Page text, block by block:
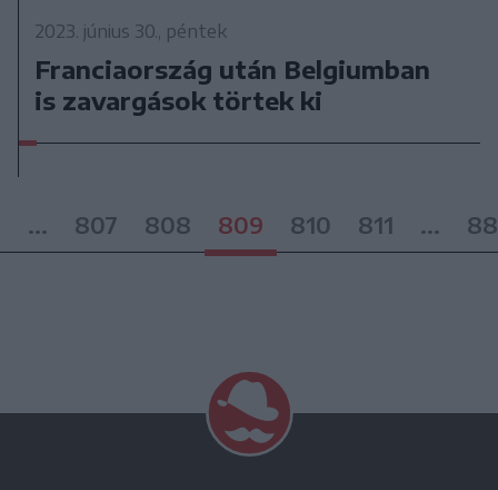
2023. június 30., péntek
Franciaország után Belgiumban
is zavargások törtek ki
... 807 808 809 810 811 ...